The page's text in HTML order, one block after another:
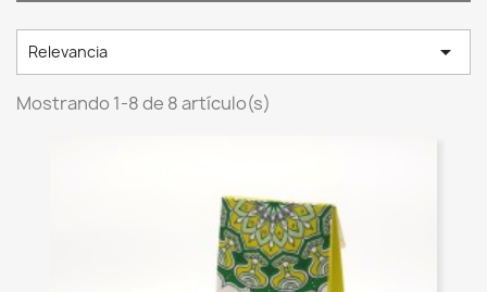
Relevancia 
Mostrando 1-8 de 8 artículo(s)